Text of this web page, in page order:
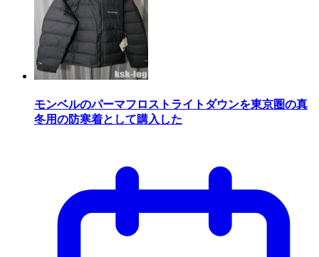
モンベルのパーマフロストライトダウンを東京圏の真
冬用の防寒着として購入した